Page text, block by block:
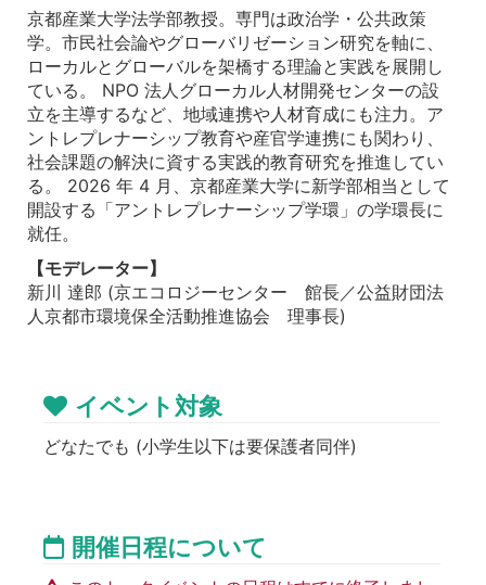
京都産業大学法学部教授。専門は政治学・公共政策
学。市民社会論やグローバリゼーション研究を軸に、
ローカルとグローバルを架橋する理論と実践を展開し
ている。 NPO 法人グローカル人材開発センターの設
立を主導するなど、地域連携や人材育成にも注力。ア
ントレプレナーシップ教育や産官学連携にも関わり、
社会課題の解決に資する実践的教育研究を推進してい
る。 2026 年 4 月、京都産業大学に新学部相当として
開設する「アントレプレナーシップ学環」の学環長に
就任。
【モデレーター】
新川 達郎 (京エコロジーセンター 館長／公益財団法
人京都市環境保全活動推進協会 理事長)
イベント対象
どなたでも (小学生以下は要保護者同伴)
開催日程について